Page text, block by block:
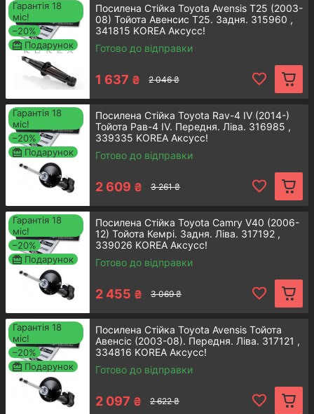
відповідно до спецпрограм.
Каталог запчастин Тойота: топові
товарні позиції
Задній амортизатор стійки
Toyota Avensis T27
Німецька надійність та якість роблять
дану запчастину ідеальним варіантом
для заміни зношеної комплектуючої
вашого авто.
Детальнiше
Гарантія 18
міс!
–20%
Подарунок
Посилена Стійка Toyota Avensis T25 (2003-
08) Тойота Авенсис Т25. Задня. 315960 ,
341815 KOREA Аксусс!
Готово до відправки
1 637 ₴ 2 046 ₴
Гарантія 18
міс!
–20%
Подарунок
Посилена Стійка Toyota Rav-4 IV (2014-)
Тойота Рав-4 IV. Передня. Ліва. 316985 ,
339335 KOREA Аксусс!
Готово до відправки
2 609 ₴ 3 261 ₴
Гарантія 18
міс!
–20%
Подарунок
Посилена Стійка Toyota Camry V40 (2006-
12) Тойота Кемрі. Задня. Ліва. 317192 ,
339026 KOREA Аксусс!
Готово до відправки
2 455 ₴ 3 069 ₴
Гарантія 18
міс!
–20%
Подарунок
Посилена Стійка Toyota Avensis Тойота
Авенсіс (2003-08). Передня. Ліва. 317121 ,
334816 KOREA Аксусс!
Готово до відправки
2 097 ₴ 2 622 ₴